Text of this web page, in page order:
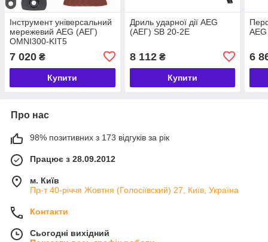
Інструмент універсальний
мережевий AEG (АЕГ)
OMNI300-KIT5
7 020 ₴
Купити
Дриль ударної дії AEG
(АЕГ) SB 20-2E
8 112₴
Купити
6
Про нас
98% позитивних з 173 відгуків за рік
Працює з 28.09.2012
м. Київ
Пр-т 40-річчя Жовтня (Голосіївский) 27, Київ, Україна
Контакти
Сьогодні вихідний